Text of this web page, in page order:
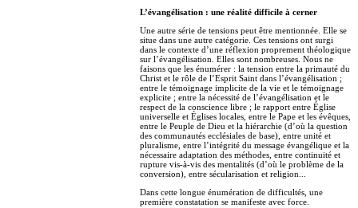
L’évangélisation : une réalité difficile à cerner
Une autre série de tensions peut être mentionnée. Elle se
situe dans une autre catégorie. Ces tensions ont surgi
dans le contexte d’une réflexion proprement théologique
sur l’évangélisation. Elles sont nombreuses. Nous ne
faisons que les énumérer : la tension entre la primauté du
Christ et le rôle de l’Esprit Saint dans l’évangélisation ;
entre le témoignage implicite de la vie et le témoignage
explicite ; entre la nécessité de l’évangélisation et le
respect de la conscience libre ; le rapport entre Église
universelle et Églises locales, entre le Pape et les évêques,
entre le Peuple de Dieu et la hiérarchie (d’où la question
des communautés ecclésiales de base), entre unité et
pluralisme, entre l’intégrité du message évangélique et la
nécessaire adaptation des méthodes, entre continuité et
rupture vis-à-vis des mentalités (d’où le problème de la
conversion), entre sécularisation et religion...
Dans cette longue énumération de difficultés, une
première constatation se manifeste avec force.